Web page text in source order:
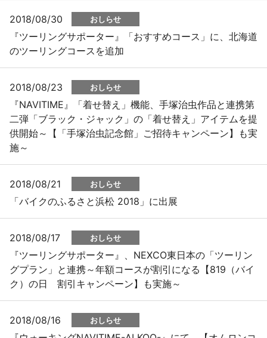
2018/08/30 おしらせ
『ツーリングサポーター』「おすすめコース」に、北海道
のツーリングコースを追加
2018/08/23 おしらせ
『NAVITIME』「着せ替え」機能、手塚治虫作品と連携第
二弾「ブラック・ジャック」の「着せ替え」アイテムを提
供開始～【「手塚治虫記念館」ご招待キャンペーン】も実
施～
2018/08/21 おしらせ
「バイクのふるさと浜松 2018」に出展
2018/08/17 おしらせ
『ツーリングサポーター』、NEXCO東日本の「ツーリン
グプラン」と連携～年額コースが割引になる【819（バイ
ク）の日 割引キャンペーン】も実施～
2018/08/16 おしらせ